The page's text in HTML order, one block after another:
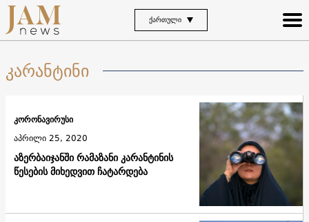
ᲥᲐᲠᲗᲣᲚᲘ
კარანტინი
აზერბაიჯანში რამაზანი კარანტინის
წესების მიხედვით ჩატარდება
კორონავირუსი
აპრილი 25, 2020